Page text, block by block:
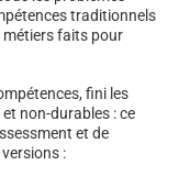
traditionnels
métiers faits pour
fini les
non-durables : ce
et de
: